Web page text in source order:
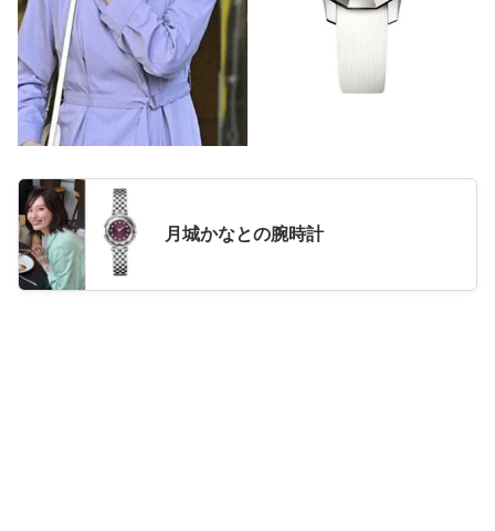
月城かなとの腕時計